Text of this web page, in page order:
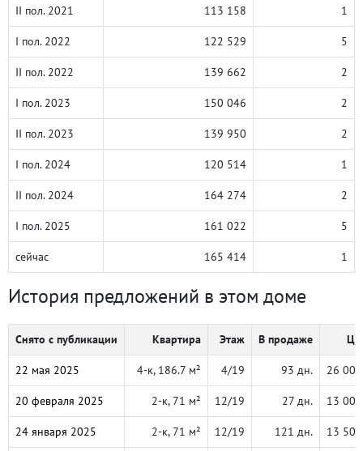
II пол. 2021 113 158 1
I пол. 2022 122 529 5
II пол. 2022 139 662 2
I пол. 2023 150 046 2
II пол. 2023 139 950 2
I пол. 2024 120 514 1
II пол. 2024 164 274 2
I пол. 2025 161 022 5
сейчас 165 414 1
История предложений в этом доме
Снято с публикации Квартира Этаж В продаже
22 мая 2025 4-к, 186.7 м² 4/19 93 дн. 26
20 февраля 2025 2-к, 71 м² 12/19 27 дн. 13
24 января 2025 2-к, 71 м² 12/19 121 дн. 13